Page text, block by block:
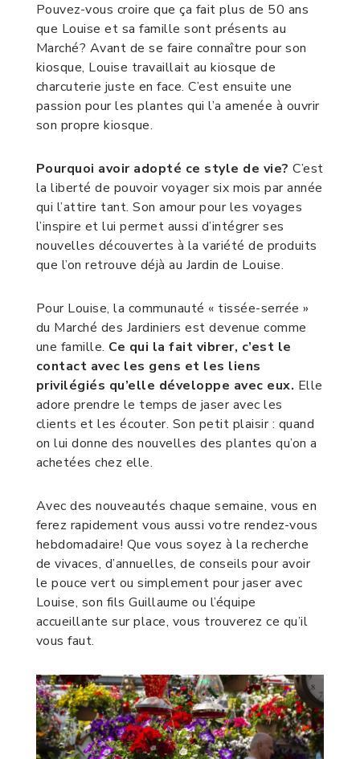
Pouvez-vous croire que ça fait plus de 50 ans
que Louise et sa famille sont présents au
Marché? Avant de se faire connaître pour son
kiosque, Louise travaillait au kiosque de
charcuterie juste en face. C’est ensuite une
passion pour les plantes qui l’a amenée à ouvrir
son propre kiosque.
Pourquoi avoir adopté ce style de vie? C’est
la liberté de pouvoir voyager six mois par année
qui l’attire tant. Son amour pour les voyages
l’inspire et lui permet aussi d’intégrer ses
nouvelles découvertes à la variété de produits
que l’on retrouve déjà au Jardin de Louise.
Pour Louise, la communauté « tissée-serrée »
du Marché des Jardiniers est devenue comme
une famille. Ce qui la fait vibrer, c’est le
contact avec les gens et les liens
privilégiés qu’elle développe avec eux. Elle
adore prendre le temps de jaser avec les
clients et les écouter. Son petit plaisir : quand
on lui donne des nouvelles des plantes qu’on a
achetées chez elle.
Avec des nouveautés chaque semaine, vous en
ferez rapidement vous aussi votre rendez-vous
hebdomadaire! Que vous soyez à la recherche
de vivaces, d’annuelles, de conseils pour avoir
le pouce vert ou simplement pour jaser avec
Louise, son fils Guillaume ou l’équipe
accueillante sur place, vous trouverez ce qu’il
vous faut.